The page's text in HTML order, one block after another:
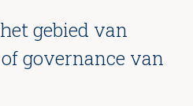
gebied van
governance van